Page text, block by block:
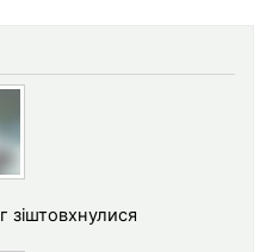
зіштовхнулися